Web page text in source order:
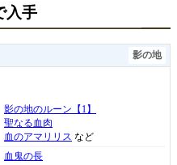
入手
影の地
影の地のルーン【1】
聖なる血肉
血のアマリリス など
血鬼の長